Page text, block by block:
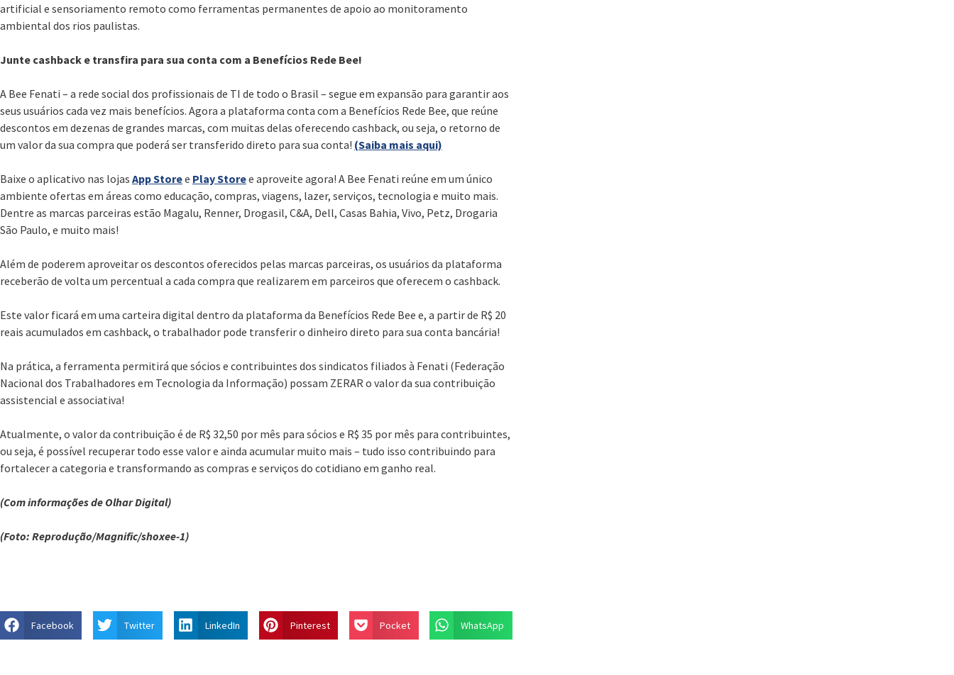
artificial e sensoriamento remoto como ferramentas permanentes de apoio ao monitoramento
ambiental dos rios paulistas.
Junte cashback e transfira para sua conta com a Benefícios Rede Bee!
A Bee Fenati – a rede social dos profissionais de TI de todo o Brasil – segue em expansão para garantir aos
seus usuários cada vez mais benefícios. Agora a plataforma conta com a Benefícios Rede Bee, que reúne
descontos em dezenas de grandes marcas, com muitas delas oferecendo cashback, ou seja, o retorno de
um valor da sua compra que poderá ser transferido direto para sua conta! (Saiba mais aqui)
Baixe o aplicativo nas lojas App Storee Play Storee aproveite agora! A Bee Fenati reúne em um único
ambiente ofertas em áreas como educação, compras, viagens, lazer, serviços, tecnologia e muito mais.
Dentre as marcas parceiras estão Magalu, Renner, Drogasil, C&A, Dell, Casas Bahia, Vivo, Petz, Drogaria
São Paulo, e muito mais!
Além de poderem aproveitar os descontos oferecidos pelas marcas parceiras, os usuários da plataforma
receberão de volta um percentual a cada compra que realizarem em parceiros que oferecem o cashback.
Este valor ficará em uma carteira digital dentro da plataforma da Benefícios Rede Bee e, a partir de R$ 20
reais acumulados em cashback, o trabalhador pode transferir o dinheiro direto para sua conta bancária!
Na prática, a ferramenta permitirá que sócios e contribuintes dos sindicatos filiados à Fenati (Federação
Nacional dos Trabalhadores em Tecnologia da Informação) possam ZERAR o valor da sua contribuição
assistencial e associativa!
Atualmente, o valor da contribuição é de R$ 32,50 por mês para sócios e R$ 35 por mês para contribuintes,
ou seja, é possível recuperar todo esse valor e ainda acumular muito mais – tudo isso contribuindo para
fortalecer a categoria e transformando as compras e serviços do cotidiano em ganho real.
(Com informações de Olhar Digital)
(Foto: Reprodução/Magnific/shoxee-1)
Facebook Twitter LinkedIn Pinterest Pocket WhatsApp